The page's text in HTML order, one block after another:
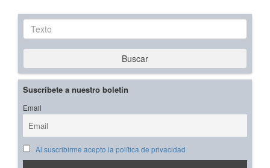
Texto
Buscar
Suscríbete a nuestro boletín
Email
Al suscribirme acepto la política de privacidad